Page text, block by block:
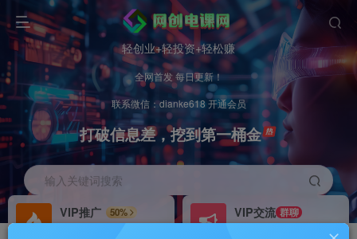
轻创业+轻投资+轻松赚
全网首发 每日更新！
联系微信：dianke618 开通会员
打破信息差，挖到第一桶金
输入关键词搜索
VIP推广
50%
VIP交流 群聊
研究探讨更多创业项目路子。